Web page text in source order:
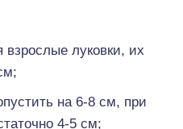
луковки, их
на 6-8 см, при
4-5 см;